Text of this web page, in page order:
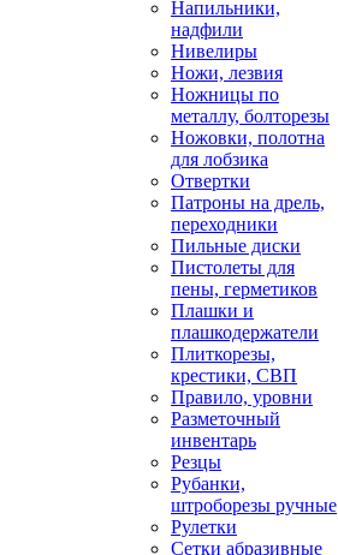
Напильники,
надфили
Нивелиры
Ножи, лезвия
Ножницы по
металлу, болторезы
Ножовки, полотна
для лобзика
Отвертки
Патроны на дрель,
переходники
Пильные диски
Пистолеты для
пены, герметиков
Плашки и
плашкодержатели
Плиткорезы,
крестики, СВП
Правило, уровни
Разметочный
инвентарь
Резцы
Рубанки,
штроборезы ручные
Рулетки
Сетки абразивные